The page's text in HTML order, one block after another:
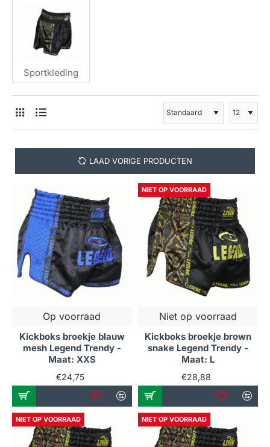
Sportkleding
LAAD VORIGE PRODUCTEN
Op voorraad
Kickboks broekje blauw
mesh Legend Trendy -
Maat: XXS
€24,75
NIET OP VOORRAAD
Niet op voorraad
Kickboks broekje brown
snake Legend Trendy -
Maat: L
€28,88
NIET OP VOORRAAD NIET OP VOORRAAD